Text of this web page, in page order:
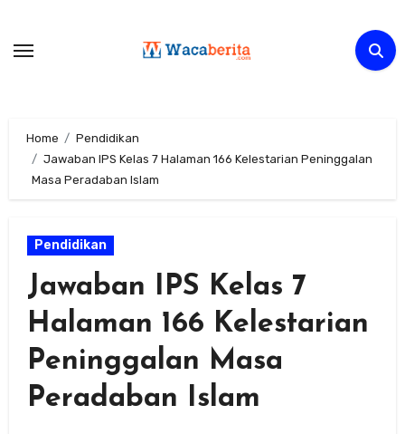
content
Home
Pendidikan
Jawaban IPS Kelas 7 Halaman 166 Kelestarian Peninggalan
Masa Peradaban Islam
Pendidikan
Jawaban IPS Kelas 7
Halaman 166 Kelestarian
Peninggalan Masa
Peradaban Islam